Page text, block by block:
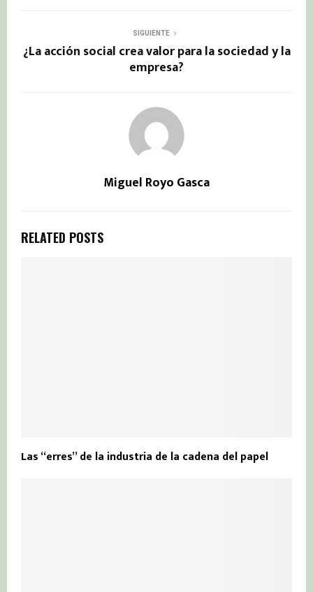
SIGUIENTE
¿La acción social crea valor para la sociedad y la
empresa?
Miguel Royo Gasca
RELATED POSTS
Las “erres” de la industria de la cadena del papel